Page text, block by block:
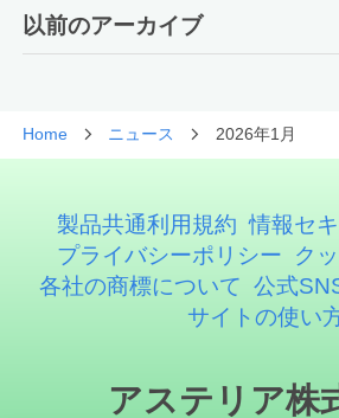
以前のアーカイブ
Home ニュース 2026年1月
製品共通利用規約 情報セ
プライバシーポリシー
ク
各社の商標について 公式
サイトの使い
アステリア株